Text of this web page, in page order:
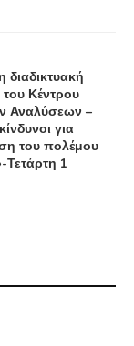
Κέντρου
Αναλύσεων –
για
του πολέμου
1